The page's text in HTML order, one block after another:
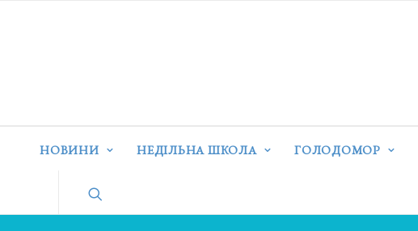
НОВИНИ НЕДІЛЬНА ШКОЛА ГОЛОДОМОР